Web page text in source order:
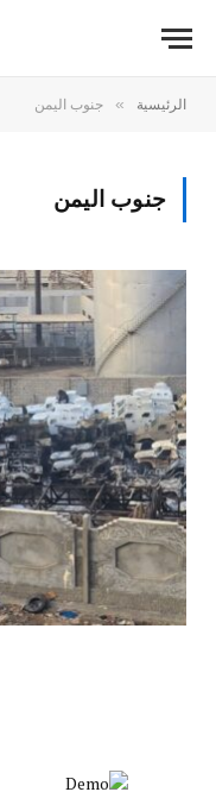
الرئيسية » جنوب اليمن
جنوب اليمن